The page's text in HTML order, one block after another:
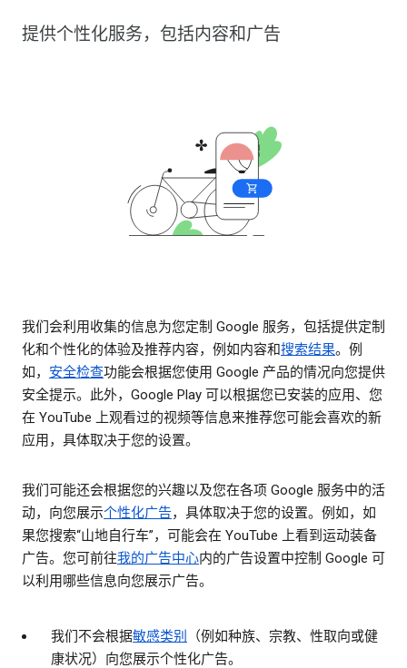
提供个性化服务，包括内容和广告
我们会利用收集的信息为您定制 Google 服务，包括提供定制
化和个性化的体验及推荐内容，例如内容和搜索结果。例
如， 安全检查功能会根据您使用 Google 产品的情况向您提供
安全提示。此外，Google Play 可以根据您已安装的应用、您
在 YouTube 上观看过的视频等信息来推荐您可能会喜欢的新
应用，具体取决于您的设置。
我们可能还会根据您的兴趣以及您在各项 Google 服务中的活
动，向您展示个性化广告，具体取决于您的设置。例如，如
果您搜索“山地自行车”，可能会在 YouTube 上看到运动装备
广告。您可前往我的广告中心内的广告设置中控制 Google 可
以利用哪些信息向您展示广告。
我们不会根据敏感类别
（例如种族、宗教、性取向或健
康状况）向您展示个性化广告。